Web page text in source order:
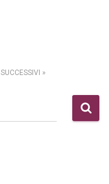
SUCCESSIVI